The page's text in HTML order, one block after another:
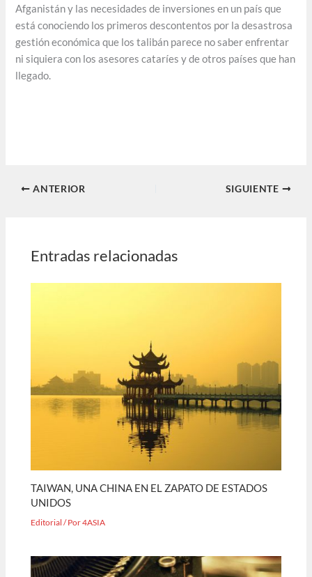
Afganistán y las necesidades de inversiones en un país que
está conociendo los primeros descontentos por la desastrosa
gestión económica que los talibán parece no saber enfrentar
ni siquiera con los asesores cataríes y de otros países que han
llegado.
ANTERIOR SIGUIENTE
Entradas relacionadas
TAIWAN, UNA CHINA EN EL ZAPATO DE ESTADOS
UNIDOS
Editorial / Por4ASIA